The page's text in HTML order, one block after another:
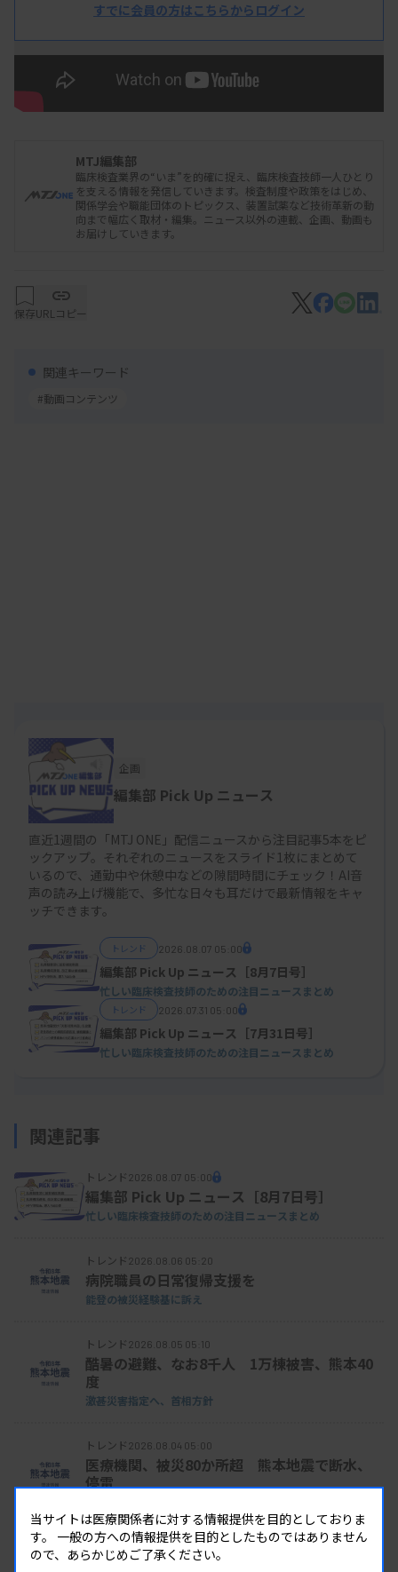
すでに会員の方はこちらからログイン
MTJ編集部
臨床検査業界の“いま”を的確に捉え、臨床検査技師一人ひとり
を支える情報を発信していきます。検査制度や政策をはじめ、
関係学会や職能団体のトピックス、装置試薬など技術革新の動
向まで幅広く取材・編集。ニュース以外の連載、企画、動画も
お届けしていきます。
保存URLコピー
関連キーワード
#動画コンテンツ
企画
編集部 Pick Up ニュース
直近1週間の「MTJ ONE」配信ニュースから注目記事5本をピ
ックアップ。それぞれのニュースをスライド1枚にまとめて
いるので、通勤中や休憩中などの隙間時間にチェック！AI音
声の読み上げ機能で、多忙な日々も耳だけで最新情報をキャ
ッチできます。
トレンド 2026.08.07 05:00
編集部 Pick Up ニュース［8月7日号］
忙しい臨床検査技師のための注目ニュースまとめ
トレンド 2026.07.31 05:00
編集部 Pick Up ニュース［7月31日号］
忙しい臨床検査技師のための注目ニュースまとめ
関連記事
トレンド 2026.08.07 05:00
編集部 Pick Up ニュース［8月7日号］
忙しい臨床検査技師のための注目ニュースまとめ
トレンド 2026.08.06 05:20
病院職員の日常復帰支援を
能登の被災経験基に訴え
トレンド 2026.08.05 05:10
酷暑の避難、なお8千人 1万棟被害、熊本40
度
激甚災害指定へ、首相方針
トレンド 2026.08.04 05:00
医療機関、被災80か所超 熊本地震で断水、
停電
トレンド 2026.08.03 06:10
マイコプラズマ肺炎が3週増加、性感染症の動
当サイトは医療関係者に対する情報提供を目的としておりま
す。 一般の方への情報提供を目的としたものではありません
ので、あらかじめご了承ください。